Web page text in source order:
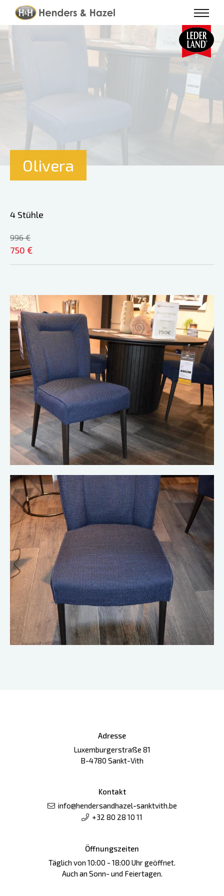
Olivera
4 Stühle
996 €
750 €
Adresse
Luxemburgerstraße 81
B-4780 Sankt-Vith
Kontakt
info@hendersandhazel-sanktvith.be
+32 80 28 10 11
Öffnungszeiten
Täglich von 10:00 - 18:00 Uhr geöffnet.
Auch an Sonn- und Feiertagen.